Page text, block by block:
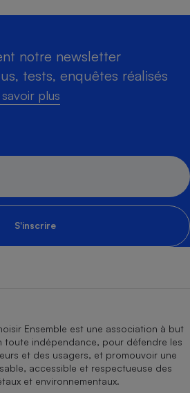
notre newsletter
tests, enquêtes réalisés
plus
S'inscrire
Ensemble est une association à but
toute indépendance, pour défendre les
et des usagers, et promouvoir une
accessible et respectueuse des
et environnementaux.